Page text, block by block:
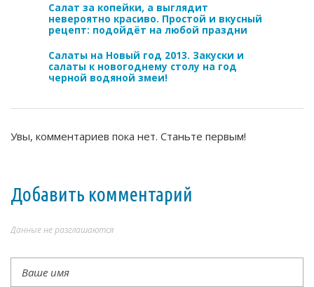
Салат за копейки, а выглядит
невероятно красиво. Простой и вкусный
рецепт: подойдёт на любой праздни
Салаты на Новый год 2013. Закуски и
салаты к новогоднему столу на год
черной водяной змеи!
Увы, комментариев пока нет. Станьте первым!
Добавить комментарий
Данные не разглашаются